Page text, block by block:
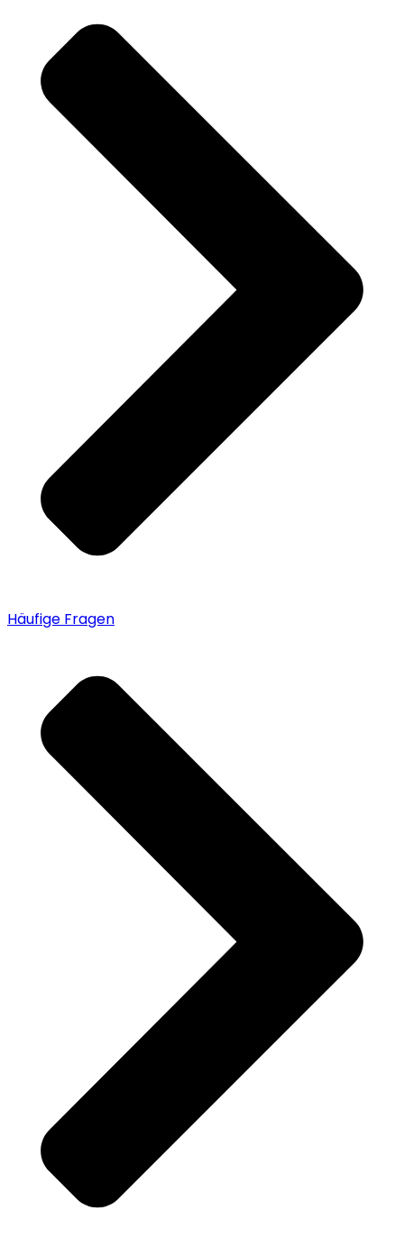
Häufige Fragen